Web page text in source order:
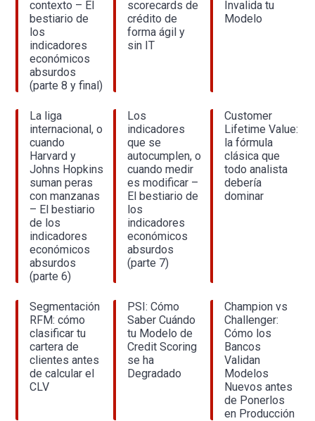
contexto – El
bestiario de
los
indicadores
económicos
absurdos
(parte 8 y final)
scorecards de
crédito de
forma ágil y
sin IT
Invalida tu
Modelo
La liga
internacional, o
cuando
Harvard y
Johns Hopkins
suman peras
con manzanas
– El bestiario
de los
indicadores
económicos
absurdos
(parte 6)
Los
indicadores
que se
autocumplen, o
cuando medir
es modificar –
El bestiario de
los
indicadores
económicos
absurdos
(parte 7)
Customer
Lifetime Value:
la fórmula
clásica que
todo analista
debería
dominar
Segmentación
RFM: cómo
clasificar tu
cartera de
clientes antes
de calcular el
CLV
PSI: Cómo
Saber Cuándo
tu Modelo de
Credit Scoring
se ha
Degradado
Champion vs
Challenger:
Cómo los
Bancos
Validan
Modelos
Nuevos antes
de Ponerlos
en Producción